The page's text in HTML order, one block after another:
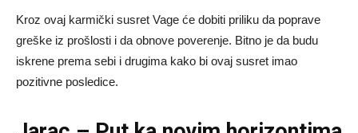
Kroz ovaj karmički susret Vage će dobiti priliku da poprave
greške iz prošlosti i da obnove poverenje. Bitno je da budu
iskrene prema sebi i drugima kako bi ovaj susret imao
pozitivne posledice.